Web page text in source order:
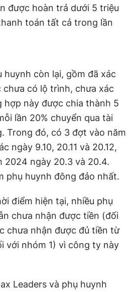
được hoàn trả dưới 5 triệu
toán tất cả trong lần
huynh còn lại, gồm đã xác
chưa có lộ trình, chưa xác
hợp này được chia thành 5
lần 20% chuyển qua tài
Trong đó, có 3 đợt vào năm
ngày 9.10, 20.11 và 20.12,
2024 ngày 20.3 và 20.4.
phụ huynh đông đảo nhất.
điểm hiện tại, nhiều phụ
chưa nhận được tiền (đối
chưa nhận được đủ tiền từ
với nhóm 1) vì công ty này
Leaders và phụ huynh